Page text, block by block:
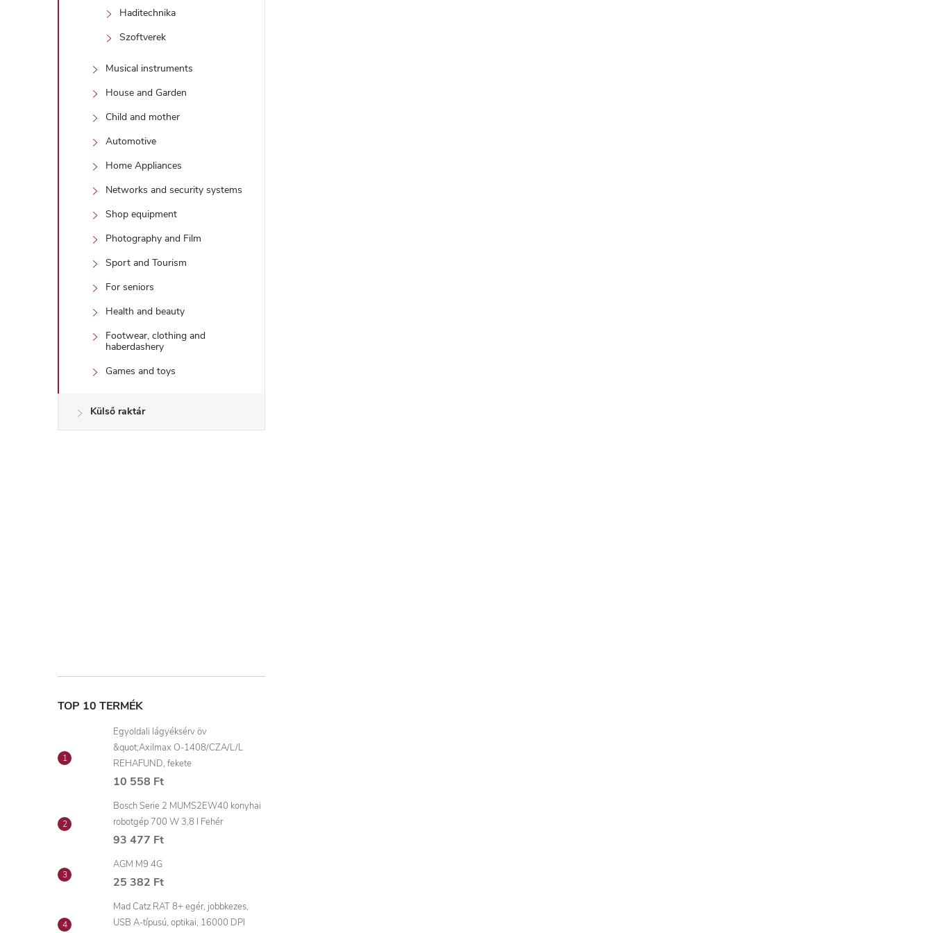
Haditechnika
Szoftverek
Musical instruments
House and Garden
Child and mother
Automotive
Home Appliances
Networks and security systems
Shop equipment
Photography and Film
Sport and Tourism
For seniors
Health and beauty
Footwear, clothing and
haberdashery
Games and toys
Külső raktár
TOP 10 TERMÉK
Egyoldali lágyéksérv öv
&quot;Axilmax O-1408/CZA/L/L
REHAFUND, fekete
10 558 Ft
Bosch Serie 2 MUMS2EW40 konyhai
robotgép 700 W 3,8 l Fehér
93 477 Ft
AGM M9 4G
25 382 Ft
Mad Catz RAT 8+ egér, jobbkezes,
USB A-típusú, optikai, 16000 DPI